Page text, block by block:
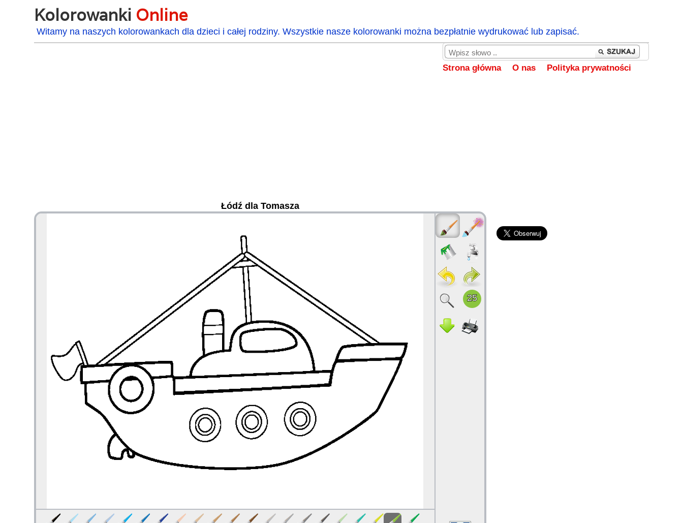
Kolorowanki Online
Witamy na naszych kolorowankach dla dzieci i całej rodziny. Wszystkie nasze kolorowanki można bezpłatnie wydrukować lub zapisać.
Strona główna O nas Polityka prywatności
Łódź dla Tomasza